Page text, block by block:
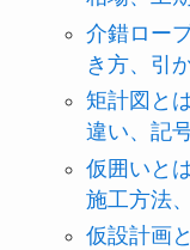
介錯ロー
き方、引
矩計図と
違い、記
仮囲いと
施工方法
仮設計画